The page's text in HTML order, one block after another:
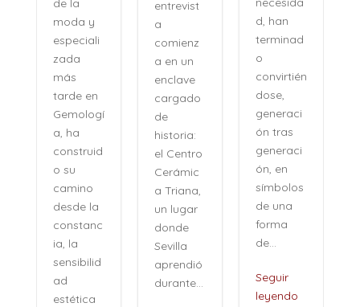
moda y
especiali
zada
más
tarde en
Gemologí
a, ha
construid
o su
camino
desde la
constanc
ia, la
sensibilid
ad
estética
entrevist
a
comienz
a en un
enclave
cargado
de
historia:
el Centro
Cerámic
a Triana,
un lugar
donde
Sevilla
aprendió
durante...
d, han
terminad
o
convirtién
dose,
generaci
ón tras
generaci
ón, en
símbolos
de una
forma
de...
Seguir
leyendo